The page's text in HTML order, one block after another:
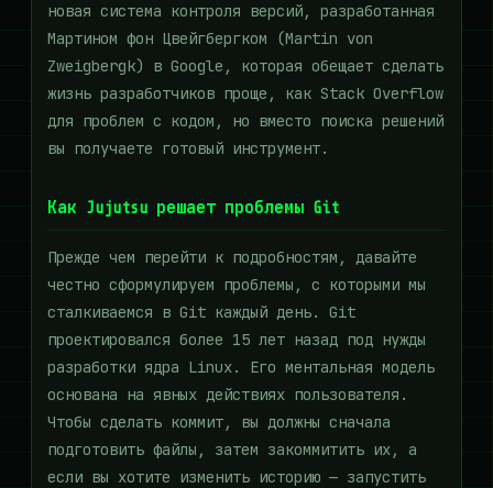
новая система контроля версий, разработанная
Мартином фон Цвейгбергком (Martin von
Zweigbergk) в Google, которая обещает сделать
жизнь разработчиков проще, как Stack Overflow
для проблем с кодом, но вместо поиска решений
вы получаете готовый инструмент.
Как Jujutsu решает проблемы Git
Прежде чем перейти к подробностям, давайте
честно сформулируем проблемы, с которыми мы
сталкиваемся в Git каждый день. Git
проектировался более 15 лет назад под нужды
разработки ядра Linux. Его ментальная модель
основана на явных действиях пользователя.
Чтобы сделать коммит, вы должны сначала
подготовить файлы, затем закоммитить их, а
если вы хотите изменить историю — запустить